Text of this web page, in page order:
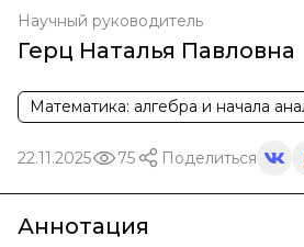
Научный руководитель
Герц Наталья Павловна
Математика: алгебра и начала
22.11.2025 75 Поделиться
Аннотация